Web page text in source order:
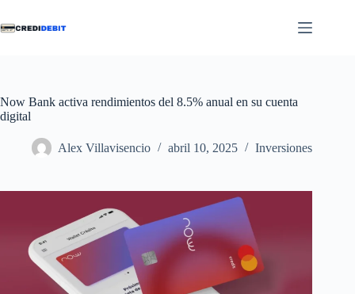
contenido
Now Bank activa rendimientos del 8.5% anual en su cuenta
digital
Alex Villavisencio abril 10, 2025 Inversiones